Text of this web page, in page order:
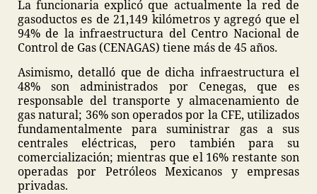
La funcionaria explicó que actualmente la red de
gasoductos es de 21,149 kilómetros y agregó que el
94% de la infraestructura del Centro Nacional de
Control de Gas (CENAGAS) tiene más de 45 años.
Asimismo, detalló que de dicha infraestructura el
48% son administrados por Cenegas, que es
responsable del transporte y almacenamiento de
gas natural; 36% son operados por la CFE, utilizados
fundamentalmente para suministrar gas a sus
centrales eléctricas, pero también para su
comercialización; mientras que el 16% restante son
operadas por Petróleos Mexicanos y empresas
privadas.